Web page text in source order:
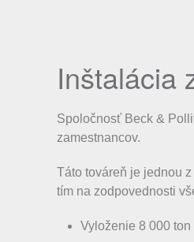
Inštalácia
Spoločnosť Beck &
zamestnancov.
Táto továreň je jednou
tím na zodpovednosti
Vyloženie 8 000